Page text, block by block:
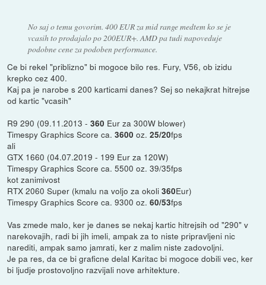
No saj o temu govorim. 400 EUR za mid range medtem ko se je
vcasih to prodajalo po 200EUR+. AMD pa tudi napoveduje
podobne cene za podoben performance.
Ce bi rekel "priblizno" bi mogoce bilo res. Fury, V56, ob izidu
krepko cez 400.
Kaj pa je narobe s 200 karticami danes? Sej so nekajkrat hitrejse
od kartic "vcasih"
R9 290 (09.11.2013 -360 Eur za 300W blower)
Timespy Graphics Score ca.3600oz.25/20fps
ali
GTX 1660 (04.07.2019 - 199 Eur za 120W)
Timespy Graphics Score ca. 5500 oz. 39/35fps
kot zanimivost
RTX 2060 Super (kmalu na voljo za okoli360Eur)
Timespy Graphics Score ca. 9300 oz.60/53fps
Vas zmede malo, ker je danes se nekaj kartic hitrejsih od "290" v
narekovajih, radi bi jih imeli, ampak za to niste pripravljeni nic
narediti, ampak samo jamrati, ker z malim niste zadovoljni.
Je pa res, da ce bi graficne delal Karitac bi mogoce dobili vec, ker
bi ljudje prostovoljno razvijali nove arhitekture.